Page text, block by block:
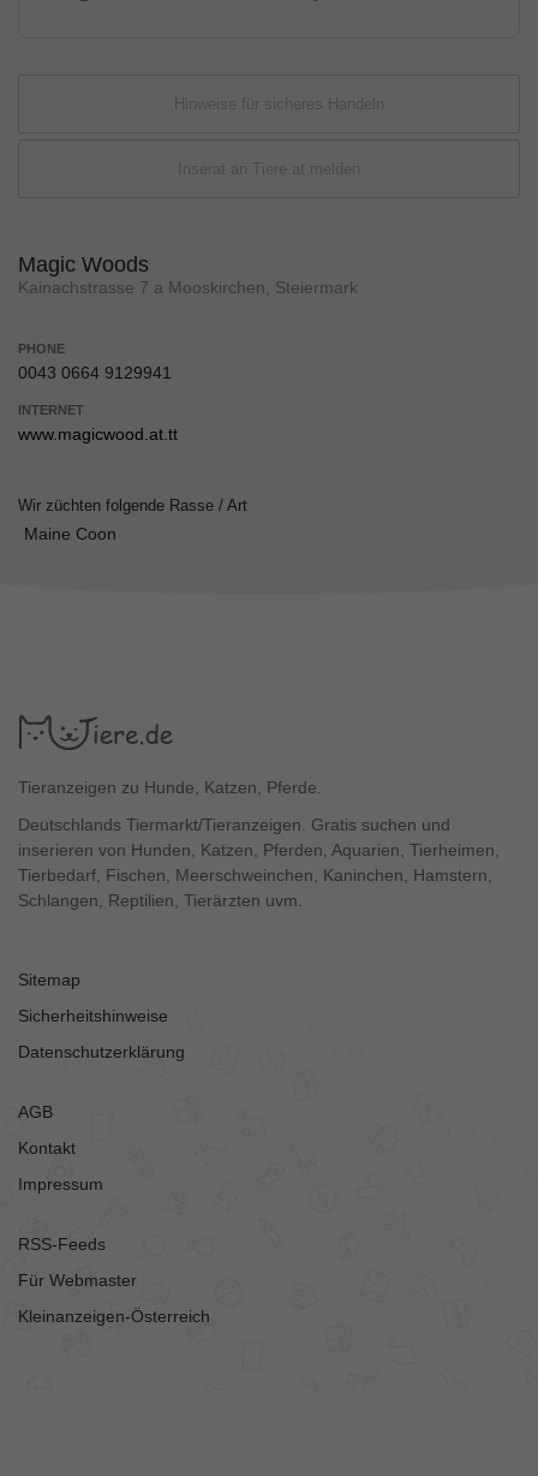
Hinweise für sicheres Handeln
Inserat an Tiere.at melden
Magic Woods
Kainachstrasse 7 a Mooskirchen, Steiermark
PHONE
0043 0664 9129941
INTERNET
www.magicwood.at.tt
Wir züchten folgende Rasse / Art
Maine Coon
Tieranzeigen zu Hunde, Katzen, Pferde.
Deutschlands Tiermarkt/Tieranzeigen. Gratis suchen und
inserieren von Hunden, Katzen, Pferden, Aquarien, Tierheimen,
Tierbedarf, Fischen, Meerschweinchen, Kaninchen, Hamstern,
Schlangen, Reptilien, Tierärzten uvm.
Sitemap
Sicherheitshinweise
Datenschutzerklärung
AGB
Kontakt
Impressum
RSS-Feeds
Für Webmaster
Kleinanzeigen-Österreich